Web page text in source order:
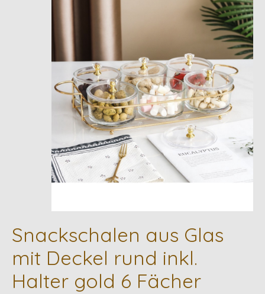
Snackschalen aus Glas
mit Deckel rund inkl.
Halter gold 6 Fächer